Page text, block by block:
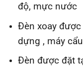
độ, mực nước
Đèn xoay
dựng , máy
Đèn được đặt